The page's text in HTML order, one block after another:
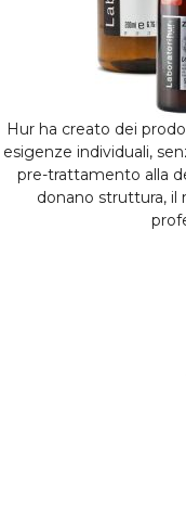
Hur ha creato dei
esigenze individuali,
pre-trattamento alla
donano struttura, il